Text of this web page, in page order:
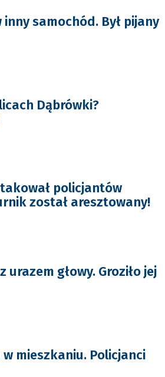
inny samochód. Był pijany
Dąbrówki?
policjantów
został aresztowany!
głowy. Groziło jej
w mieszkaniu. Policjanci